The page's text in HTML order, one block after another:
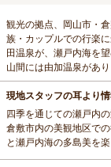
観光の拠点、岡山市・
族・カップルでの行楽
田温泉が、瀬戸内海を
山間には由加温泉があり
現地スタッフの耳より
四季を通じての瀬戸内
倉敷市内の美観地区で
と瀬戸内海の多島美を